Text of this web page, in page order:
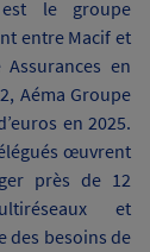
le groupe
entre Macif et
Assurances en
Aéma Groupe
en 2025.
œuvrent
près de 12
et
des besoins de